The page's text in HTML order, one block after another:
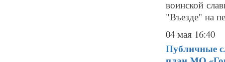
воинской
"Въезде" на
04 мая 16:40
Публичные